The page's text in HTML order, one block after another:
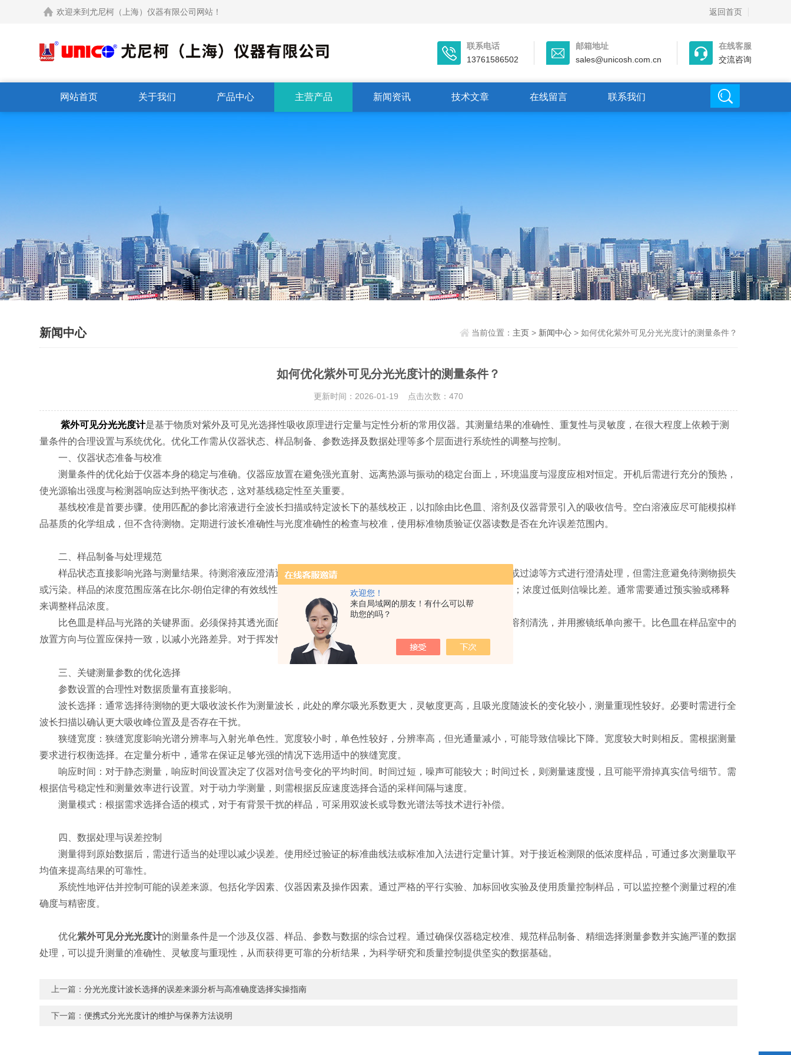
欢迎您！
来自局域网的朋友！有什么可以帮
助您的吗？
欢迎来到尤尼柯（上海）仪器有限公司网站！ 返回首页
联系电话
13761586502
邮箱地址
sales@unicosh.com.cn
在线客服
交流咨询
网站首页 关于我们 产品中心 主营产品 新闻资讯 技术文章 在线留言 联系我们
新闻中心 当前位置： 主页> 新闻中心> 如何优化紫外可见分光光度计的测量条件？
如何优化紫外可见分光光度计的测量条件？
更新时间：2026-01-19 点击次数：470
紫外可见分光光度计是基于物质对紫外及可见光选择性吸收原理进行定量与定性分析的常用仪器。其测量结果的准确性、重复性与灵敏度，在很大程度上依赖于测
量条件的合理设置与系统优化。优化工作需从仪器状态、样品制备、参数选择及数据处理等多个层面进行系统性的调整与控制。
一、仪器状态准备与校准
测量条件的优化始于仪器本身的稳定与准确。仪器应放置在避免强光直射、远离热源与振动的稳定台面上，环境温度与湿度应相对恒定。开机后需进行充分的预热，
使光源输出强度与检测器响应达到热平衡状态，这对基线稳定性至关重要。
基线校准是首要步骤。使用匹配的参比溶液进行全波长扫描或特定波长下的基线校正，以扣除由比色皿、溶剂及仪器背景引入的吸收信号。空白溶液应尽可能模拟样
品基质的化学组成，但不含待测物。定期进行波长准确性与光度准确性的检查与校准，使用标准物质验证仪器读数是否在允许误差范围内。
二、样品制备与处理规范
样品状态直接影响光路与测量结果。待测溶液应澄清透明，无明显悬浮颗粒或气泡。若样品浑浊，需通过离心或过滤等方式进行澄清处理，但需注意避免待测物损失
或污染。样品的浓度范围应落在比尔-朗伯定律的有效线性区间内。浓度过高会导致吸收值超过合理范围，引起误差；浓度过低则信噪比差。通常需要通过预实验或稀释
来调整样品浓度。
比色皿是样品与光路的关键界面。必须保持其透光面的高度清洁，无指纹、油污或划痕。使用前后需用适当的溶剂清洗，并用擦镜纸单向擦干。比色皿在样品室中的
放置方向与位置应保持一致，以减小光路差异。对于挥发性或有腐蚀性的样品，需确保比色皿的密封性与兼容性。
三、关键测量参数的优化选择
参数设置的合理性对数据质量有直接影响。
波长选择：通常选择待测物的更大吸收波长作为测量波长，此处的摩尔吸光系数更大，灵敏度更高，且吸光度随波长的变化较小，测量重现性较好。必要时需进行全
波长扫描以确认更大吸收峰位置及是否存在干扰。
狭缝宽度：狭缝宽度影响光谱分辨率与入射光单色性。宽度较小时，单色性较好，分辨率高，但光通量减小，可能导致信噪比下降。宽度较大时则相反。需根据测量
要求进行权衡选择。在定量分析中，通常在保证足够光强的情况下选用适中的狭缝宽度。
响应时间：对于静态测量，响应时间设置决定了仪器对信号变化的平均时间。时间过短，噪声可能较大；时间过长，则测量速度慢，且可能平滑掉真实信号细节。需
根据信号稳定性和测量效率进行设置。对于动力学测量，则需根据反应速度选择合适的采样间隔与速度。
测量模式：根据需求选择合适的模式，对于有背景干扰的样品，可采用双波长或导数光谱法等技术进行补偿。
四、数据处理与误差控制
测量得到原始数据后，需进行适当的处理以减少误差。使用经过验证的标准曲线法或标准加入法进行定量计算。对于接近检测限的低浓度样品，可通过多次测量取平
均值来提高结果的可靠性。
系统性地评估并控制可能的误差来源。包括化学因素、仪器因素及操作因素。通过严格的平行实验、加标回收实验及使用质量控制样品，可以监控整个测量过程的准
确度与精密度。
优化紫外可见分光光度计的测量条件是一个涉及仪器、样品、参数与数据的综合过程。通过确保仪器稳定校准、规范样品制备、精细选择测量参数并实施严谨的数据
处理，可以提升测量的准确性、灵敏度与重现性，从而获得更可靠的分析结果，为科学研究和质量控制提供坚实的数据基础。
上一篇：分光光度计波长选择的误差来源分析与高准确度选择实操指南
下一篇：便携式分光光度计的维护与保养方法说明